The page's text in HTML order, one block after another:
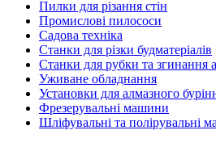
Пилки для різання стін
Промислові пилососи
Садова техніка
Станки для різки будматеріалів
Станки для рубки та згинання
Уживане обладнання
Установки для алмазного
Фрезерувальні машини
Шліфувальні та полірувальні